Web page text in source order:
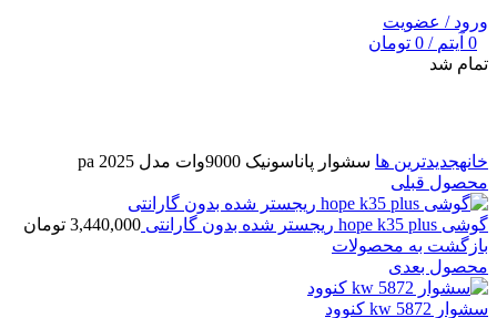
ورود / عضویت
0 آیتم /
0 تومان
تمام شد
خانهجدیدترین ها سشوار پاناسونیک 9000وات مدل pa 2025
محصول قبلی
گوشی hope k35 plus ریجستر شده بدون گارانتی 3,440,000 تومان
بازگشت به محصولات
محصول بعدی
سشوار kw 5872 کنوود